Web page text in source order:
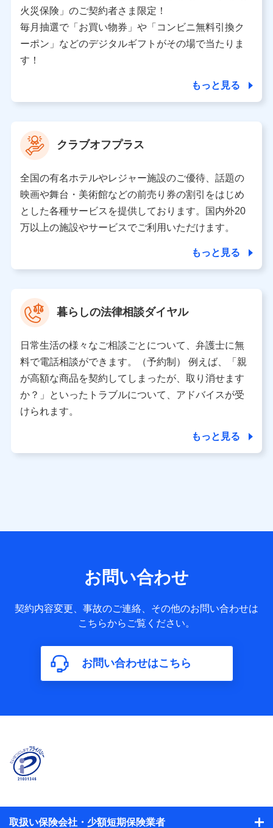
バンネット日本橋ビル 3F
株式会社ドコモ・インシュアランス
個人情報の第三者提供について
当社は利用目的の達成に必要な範囲内において個人情報
の取り扱いの全部または一部を委託する場合がありま
す。
個人データの共同利用
当社は株式会社NTTドコモとの間で、以下のとおり個
人データを共同利用します。
氏名、電話番号、メールアドレス、お客さまの識別子、属
性、連絡先、dポイントサービスのご利用に関する情報。例
として、dポイントカード番号、性別、年齢、家族構成、住
所、dポイント残高、dポイント利用履歴などが含まれます。
利用情報
当社又は株式会社NTTドコモが提供する各種サービスなどの
ご契約・ご利用などに関する情報。例として、当社又は株式
会社NTTドコモが提供する各種サービスのご契約状態・ご利
用履歴インターネット利用時の行動に関する情報、アプリケ
ーション利用時の行動に関する情報、購入されたサービスや
当社又は株式会社NTTドコモが提供する保険関連サービスに
送信履歴などの情報）が含まれます。
約に関する情報。例として、保険契約者及び被保険者の氏
名、住所、生年月日、性別、保険契約者と被保険者の関係、
保険加入の目的、保険商品の内容、保険料、保険料のお支払
年数などの情報、ペットの種類や年齢などの情報などが含ま
れます。
【共同して利用する者の範囲】
株式会社NTTドコモ
当社又は株式会社NTTドコモが提供する保険関連サービスに
おけるユーザ登録受付および管理のため
当社又は株式会社NTTドコモと取引のあるもしくは委託を受
れらに付帯、関連する当社、株式会社NTTドコモおよび提携
会社のサービスを案内、提供するため
火災保険」のご契約者さま限定！
毎月抽選で「お買い物券」や「コンビニ無料引換ク
ーポン」などのデジタルギフトがその場で当たりま
す！
もっと見る
クラブオフプラス
全国の有名ホテルやレジャー施設のご優待、話題の
映画や舞台・美術館などの前売り券の割引をはじめ
とした各種サービスを提供しております。国内外20
万以上の施設やサービスでご利用いただけます。
もっと見る
暮らしの法律相談ダイヤル
日常生活の様々なご相談ごとについて、弁護士に無
料で電話相談ができます。（予約制） 例えば、「親
が高額な商品を契約してしまったが、取り消せます
か？」といったトラブルについて、アドバイスが受
けられます。
もっと見る
お問い合わせ
契約内容変更、事故のご連絡、その他のお問い合わせは
こちらからご覧ください。
お問い合わせはこちら
取扱い保険会社・少額短期保険業者